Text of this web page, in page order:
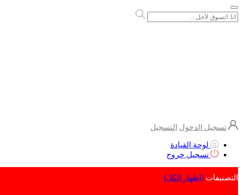
تسجيل الدخول التسجيل
لوحة القيادة
تسجيل خروج
التصنيفات (اظهار الكل)